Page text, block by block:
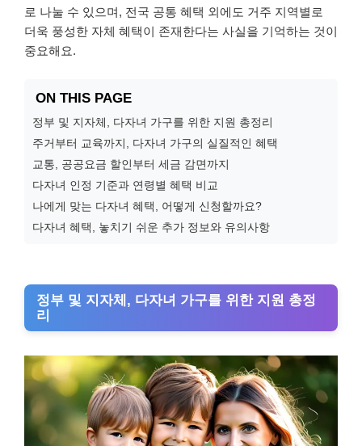
로 나눌 수 있으며, 전국 공통 혜택 외에도 거주 지역별로
더욱 풍성한 자체 혜택이 존재한다는 사실을 기억하는 것이
중요해요.
ON THIS PAGE
정부 및 지자체, 다자녀 가구를 위한 지원 총정리
주거부터 교육까지, 다자녀 가구의 실질적인 혜택
교통, 공공요금 할인부터 세금 감면까지
다자녀 인정 기준과 연령별 혜택 비교
나에게 맞는 다자녀 혜택, 어떻게 신청할까요?
다자녀 혜택, 놓치기 쉬운 추가 정보와 유의사항
정부 및 지자체, 다자녀 가구를 위한 지원 총정
리